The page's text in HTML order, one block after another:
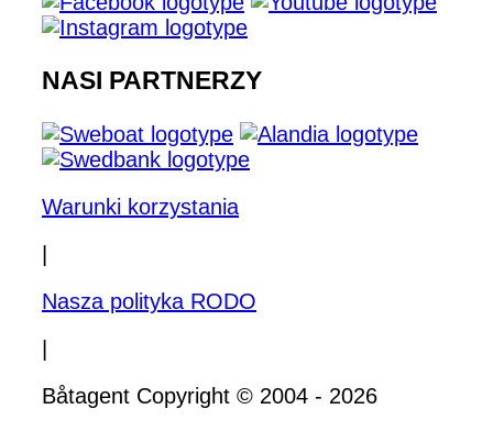
NASI PARTNERZY
Warunki korzystania
|
Nasza polityka RODO
|
Båtagent Copyright © 2004 - 2026